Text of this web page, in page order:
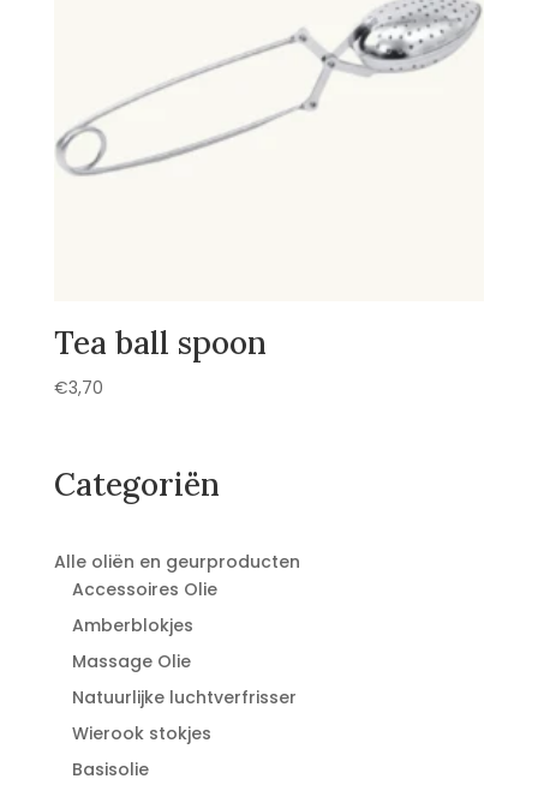
Tea ball spoon
€3,70
Categoriën
Alle oliën en geurproducten
Accessoires Olie
Amberblokjes
Massage Olie
Natuurlijke luchtverfrisser
Wierook stokjes
Basisolie